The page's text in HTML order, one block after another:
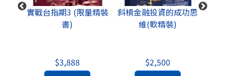
略指
實戰台指期3 (限量精裝
書)
$3,888
斜槓金融投資的成功思
維(軟精裝)
$2,500
股票